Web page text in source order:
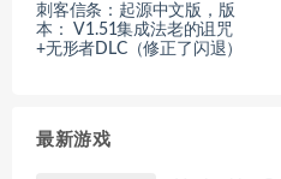
刺客信条：起源中文版，版
本： V1.51集成法老的诅咒
+无形者DLC（修正了闪退）
最新游戏